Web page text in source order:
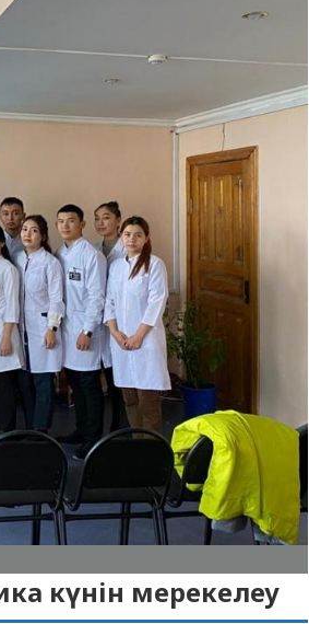
күнін мерекелеу